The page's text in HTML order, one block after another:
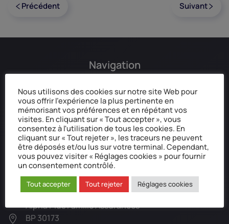
Précédent Suivant
Navigation
Accueil
Qui sommes-nous ?
Mentions légales
Données personnelles
Réclamation / Médiation
Coordonnées postale
Alpha Plus Famille Assurances
BP 30173
Nous utilisons des cookies sur notre site Web pour
vous offrir l'expérience la plus pertinente en
mémorisant vos préférences et en répétant vos
visites. En cliquant sur « Tout accepter », vous
consentez à l'utilisation de tous les cookies. En
cliquant sur « Tout rejeter », les traceurs ne peuvent
être déposés et/ou lus sur votre terminal. Cependant,
vous pouvez visiter « Réglages cookies » pour fournir
un consentement contrôlé.
Tout accepter Tout rejeter Réglages cookies